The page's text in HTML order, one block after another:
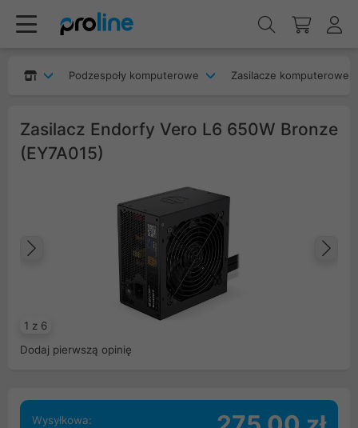
Podzespoły komputerowe Zasilacze komputerowe
Zasilacz Endorfy Vero L6 650W Bronze
(EY7A015)
1 z 6
Poprzedni
Dodaj pierwszą opinię
Wysyłkowa: